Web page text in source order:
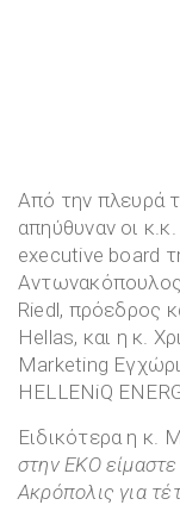
Από την πλευρά
απηύθυναν οι
executive board
Riedl, πρόεδρος
Hellas, και η κ.
Marketing
HELLENiQ
Ειδικότερα η κ.
στην ΕΚΟ
Ακρόπολις για